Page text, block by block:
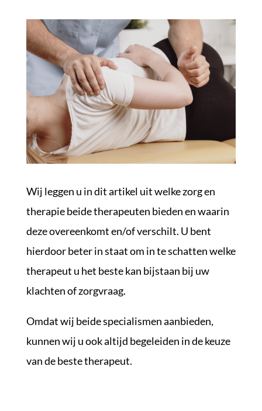
Wij leggen u in dit artikel uit welke zorg en
therapie beide therapeuten bieden en waarin
deze overeenkomt en/of verschilt. U bent
hierdoor beter in staat om in te schatten welke
therapeut u het beste kan bijstaan bij uw
klachten of zorgvraag.
Omdat wij beide specialismen aanbieden,
kunnen wij u ook altijd begeleiden in de keuze
van de beste therapeut.